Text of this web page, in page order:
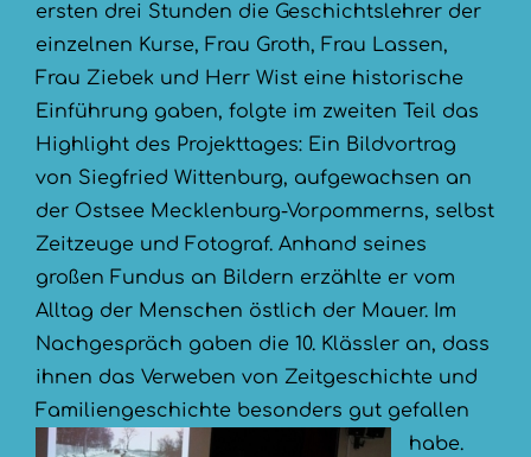
ersten drei Stunden die Geschichtslehrer der
einzelnen Kurse, Frau Groth, Frau Lassen,
Frau Ziebek und Herr Wist eine historische
Einführung gaben, folgte im zweiten Teil das
Highlight des Projekttages: Ein Bildvortrag
von Siegfried Wittenburg, aufgewachsen an
der Ostsee Mecklenburg-Vorpommerns, selbst
Zeitzeuge und Fotograf. Anhand seines
großen Fundus an Bildern erzählte er vom
Alltag der Menschen östlich der Mauer. Im
Nachgespräch gaben die 10. Klässler an, dass
ihnen das Verweben von Zeitgeschichte und
Familiengeschichte besonders gut gefallen
habe.